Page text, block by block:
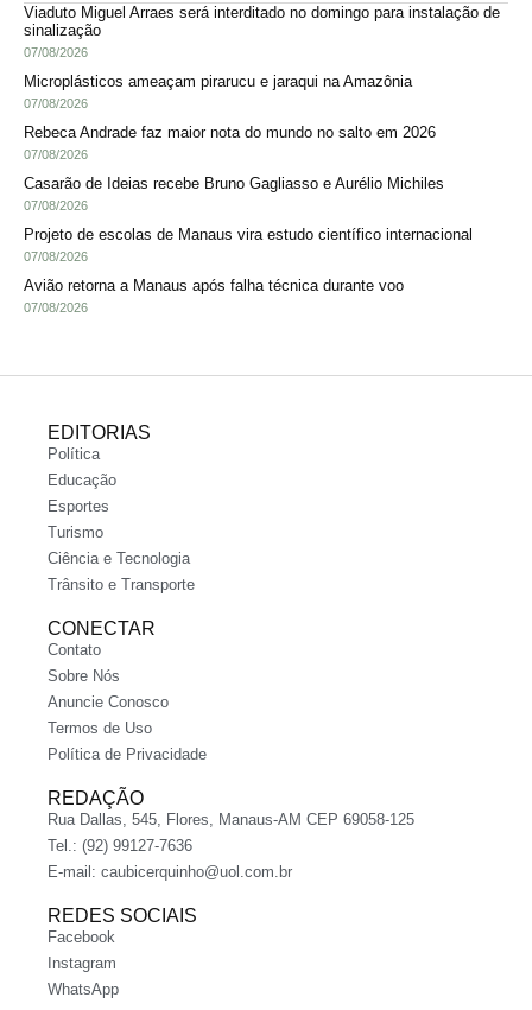
Viaduto Miguel Arraes será interditado no domingo para instalação de
sinalização
07/08/2026
Microplásticos ameaçam pirarucu e jaraqui na Amazônia
07/08/2026
Rebeca Andrade faz maior nota do mundo no salto em 2026
07/08/2026
Casarão de Ideias recebe Bruno Gagliasso e Aurélio Michiles
07/08/2026
Projeto de escolas de Manaus vira estudo científico internacional
07/08/2026
Avião retorna a Manaus após falha técnica durante voo
07/08/2026
EDITORIAS
Política
Educação
Esportes
Turismo
Ciência e Tecnologia
Trânsito e Transporte
CONECTAR
Contato
Sobre Nós
Anuncie Conosco
Termos de Uso
Política de Privacidade
REDAÇÃO
Rua Dallas, 545, Flores, Manaus-AM CEP 69058-125
Tel.: (92) 99127-7636
E-mail: caubicerquinho@uol.com.br
REDES SOCIAIS
Facebook
Instagram
WhatsApp